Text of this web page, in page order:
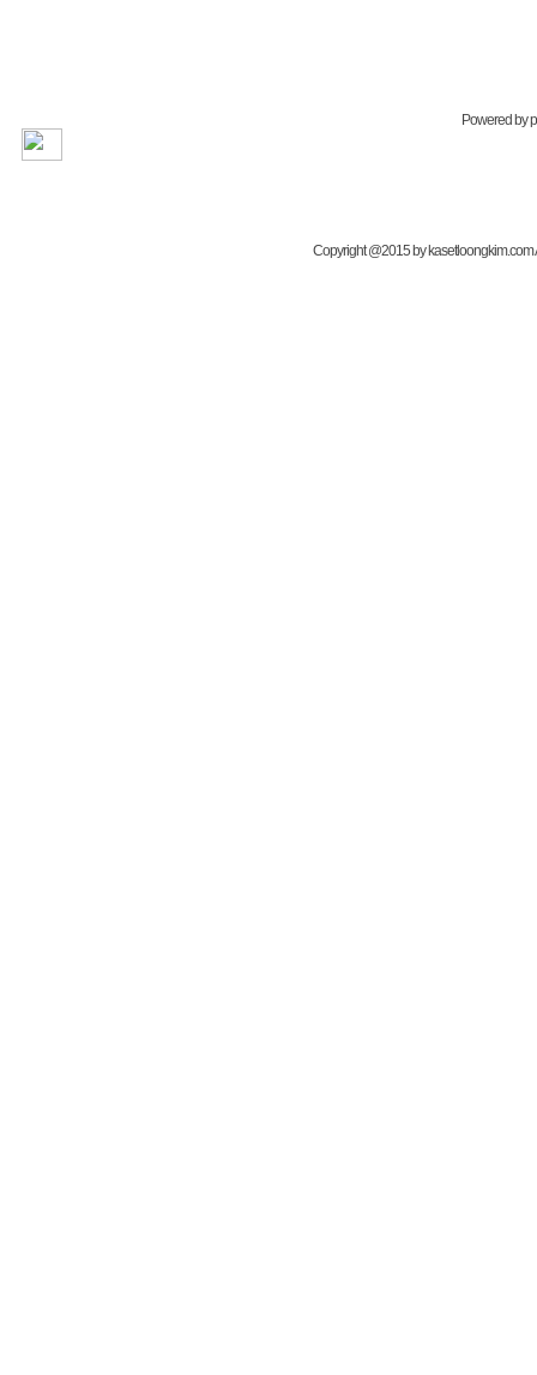
Powered by
Copyright @2015 by kasetloongkim.com